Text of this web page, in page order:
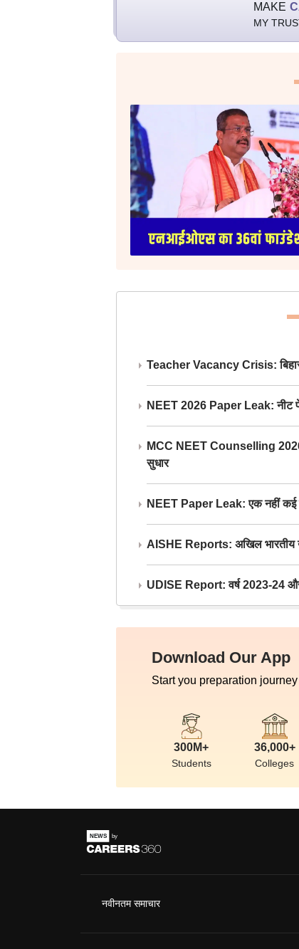
MAKE
MY
Teacher Vacancy Crisis: बिहार
NEET 2026 Paper Leak: नीट
MCC NEET Counselling
सुधार
NEET Paper Leak: एक नहीं कई
AISHE Reports: अखिल भारतीय
UDISE Report: वर्ष 2023-24
Download Our App
Start you preparation
300M+
Students
36,000+
Colleges
नवीनतम समाचार